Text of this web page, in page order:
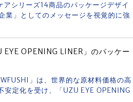
シリーズ14商品のパッケージデザイ
業」としてのメッセージを視覚的に強
OPENING LINER」のパッケー
」は、世界的な原材料価格の高
定化を受け、「UZU EYE OPENING